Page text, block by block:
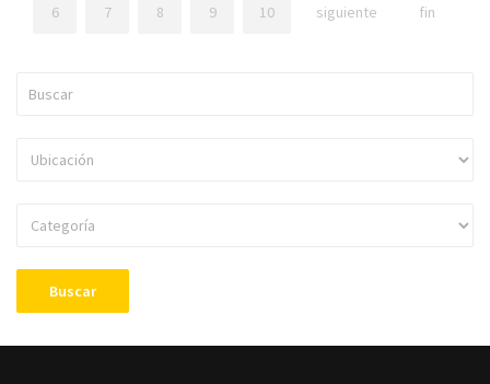
6 7 8 9 10 siguiente fin
Buscar